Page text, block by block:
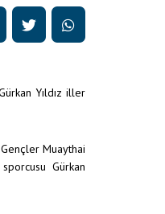
Yıldız iller
Muaythai
Gürkan